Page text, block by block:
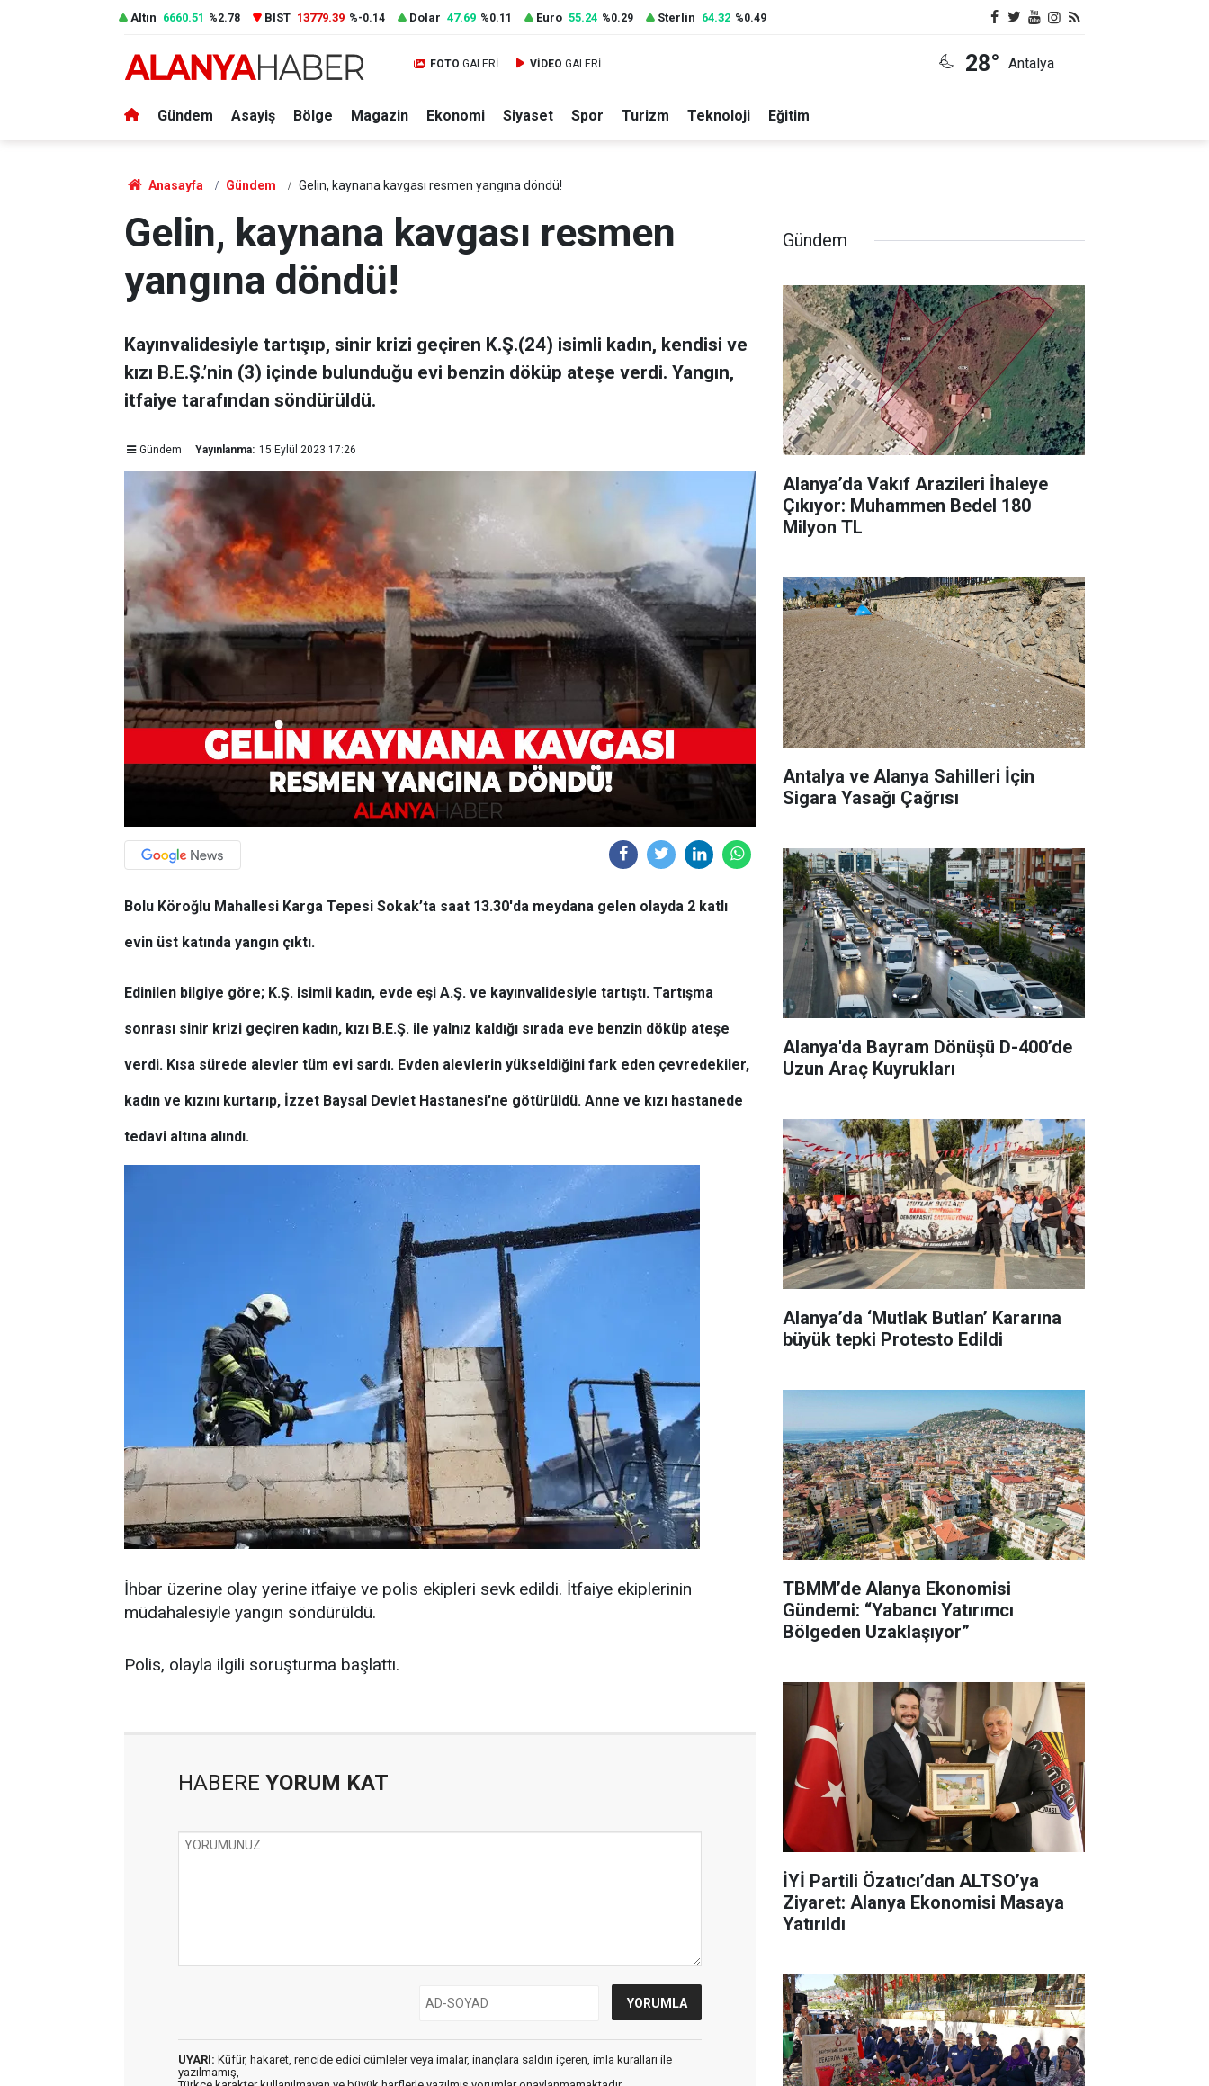
Altın 6660.51 %2.78 BIST 13779.39 %-0.14 Dolar 47.69 %0.11 Euro 55.24 %0.29 Sterlin 64.32 %0.49
FOTO GALERİ VİDEO GALERİ 28° Antalya
Gündem Asayiş Bölge Magazin Ekonomi Siyaset Spor Turizm Teknoloji Eğitim
Anasayfa Gündem Gelin, kaynana kavgası resmen yangına döndü!
Gelin, kaynana kavgası resmen
yangına döndü!
Kayınvalidesiyle tartışıp, sinir krizi geçiren K.Ş.(24) isimli kadın, kendisi ve
kızı B.E.Ş.’nin (3) içinde bulunduğu evi benzin döküp ateşe verdi. Yangın,
itfaiye tarafından söndürüldü.
Gündem Yayınlanma: 15 Eylül 2023 17:26
Bolu Köroğlu Mahallesi Karga Tepesi Sokak’ta saat 13.30'da meydana gelen olayda 2 katlı
evin üst katında yangın çıktı.
Edinilen bilgiye göre; K.Ş. isimli kadın, evde eşi A.Ş. ve kayınvalidesiyle tartıştı. Tartışma
sonrası sinir krizi geçiren kadın, kızı B.E.Ş. ile yalnız kaldığı sırada eve benzin döküp ateşe
verdi. Kısa sürede alevler tüm evi sardı. Evden alevlerin yükseldiğini fark eden çevredekiler,
kadın ve kızını kurtarıp, İzzet Baysal Devlet Hastanesi'ne götürüldü. Anne ve kızı hastanede
tedavi altına alındı.
İhbar üzerine olay yerine itfaiye ve polis ekipleri sevk edildi. İtfaiye ekiplerinin
müdahalesiyle yangın söndürüldü.
Polis, olayla ilgili soruşturma başlattı.
HABERE YORUM KAT
UYARI: Küfür, hakaret, rencide edici cümleler veya imalar, inançlara saldırı içeren, imla kuralları ile
yazılmamış,
Gündem
Alanya’da Vakıf Arazileri İhaleye
Çıkıyor: Muhammen Bedel 180
Milyon TL
Antalya ve Alanya Sahilleri İçin
Sigara Yasağı Çağrısı
Alanya'da Bayram Dönüşü D-400’de
Uzun Araç Kuyrukları
Alanya’da ‘Mutlak Butlan’ Kararına
büyük tepki Protesto Edildi
TBMM’de Alanya Ekonomisi
Gündemi: “Yabancı Yatırımcı
Bölgeden Uzaklaşıyor”
İYİ Partili Özatıcı’dan ALTSO’ya
Ziyaret: Alanya Ekonomisi Masaya
Yatırıldı